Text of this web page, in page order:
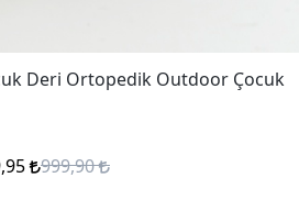
Deri Ortopedik Outdoor Çocuk
999,90